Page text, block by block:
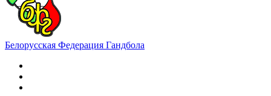
Белорусская Федерация Гандбола